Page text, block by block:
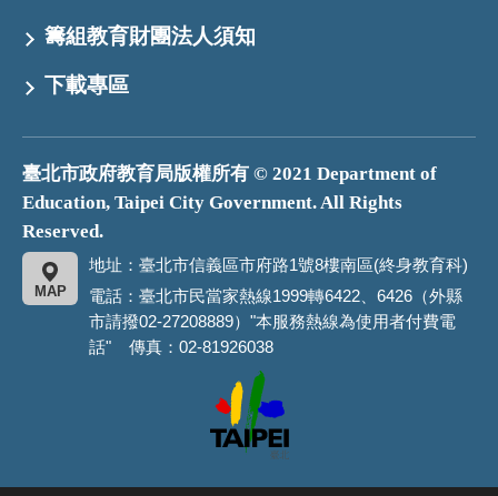
籌組教育財團法人須知
下載專區
臺北市政府教育局版權所有 © 2021 Department of
Education, Taipei City Government. All Rights
Reserved.
地址：臺北市信義區市府路1號8樓南區(終身教育科)
MAP
電話：臺北市民當家熱線1999轉6422、6426（外縣
市請撥02-27208889）"本服務熱線為使用者付費電
話" 傳真：02-81926038
市
政